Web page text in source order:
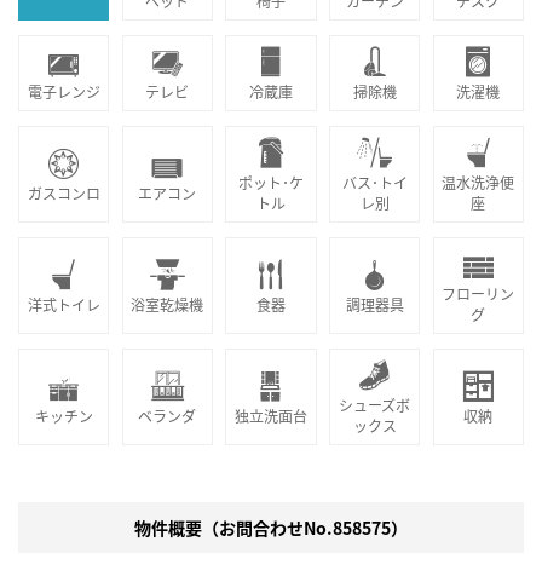
電子レンジ テレビ 冷蔵庫 掃除機 洗濯機
ガスコンロ エアコン
ポット･ケ
トル
バス･トイ
レ別
温水洗浄便
座
洋式トイレ 浴室乾燥機 食器 調理器具
フローリン
グ
キッチン ベランダ 独立洗面台
シューズボ
ックス
収納
物件概要（お問合わせNo.858575）